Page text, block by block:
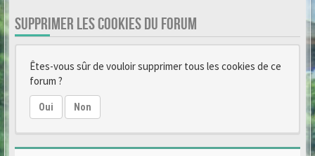
SUPPRIMER LES COOKIES DU FORUM
Êtes-vous sûr de vouloir supprimer tous les cookies de ce
forum ?
Oui Non